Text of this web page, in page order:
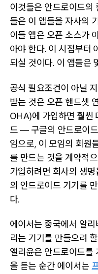
이것들은 안드로이드의
들은 이 앱들을 자사의
이들 앱은 오픈 소스가
아야 한다. 이 시점부터
되실 것이다. 이 앱들은
공식 필요조건이 아닐
받는 것은 오픈 핸드셋
OHA)에 가입하면 훨씬
드 — 구글의 안드로이
임으로, 이 모임의 회원
를 만드는 것을 계약적
가입하려면 회사의 생
의 안드로이드 기기를
다.
에이서는 중국에서 알
리는 기기를 만들으려
앨리윤은 안드로이드를
을 듣는 순간 에이서는